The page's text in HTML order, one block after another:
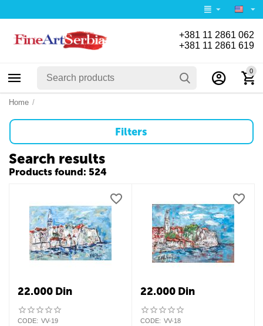
+381 11 2861 062
+381 11 2861 619
0
Home /
Filters
Search results
Products found: 524
22.000 Din
CODE: VV-19
22.000 Din
CODE: VV-18